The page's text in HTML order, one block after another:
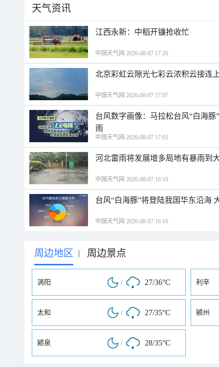
天气资讯
江西永新：中稻开镰抢收忙
中国天气网 2026-08-07 17:26
北京彩虹云隙光七彩云浓积云接连
中国天气网 2026-08-07 17:07
台风数字画像：马拉松台风“白海
雨
中国天气网 2026-08-07 17:03
河北雷雨将发展增多局地有暴雨到
中国天气网 2026-08-07 16:10
台风“白海豚”将登陆我国华东沿海
中国天气网 2026-08-07 16:16
周边地区 | 周边景点
涡阳 / 27/36°C 利辛
太和 / 27/35°C 颍州
颍泉 / 28/35°C